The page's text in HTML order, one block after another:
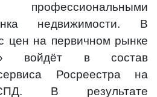
профессиональными
недвижимости. В
цен на первичном рынке
войдёт в состав
Росреестра на
В результате